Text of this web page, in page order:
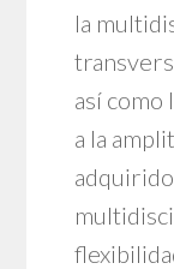
la
así como
a la